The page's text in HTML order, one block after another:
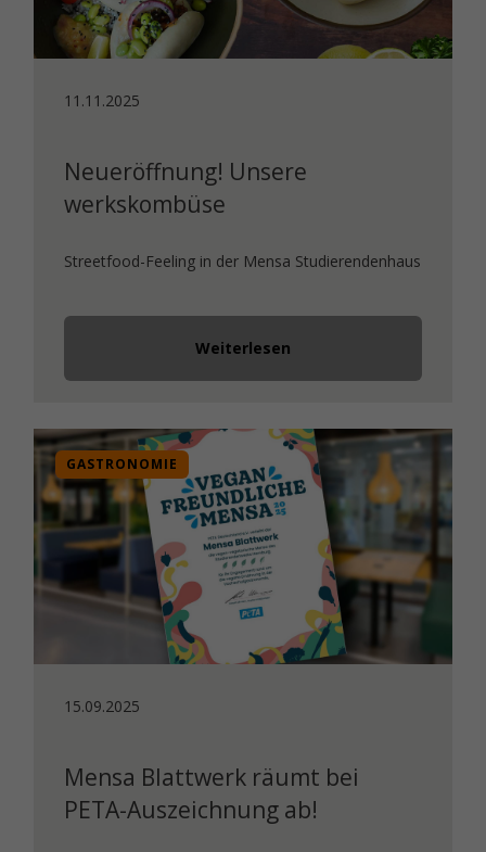
11.11.2025
Neueröffnung! Unsere
werkskombüse
Streetfood-Feeling in der Mensa Studierendenhaus
Weiterlesen
GASTRONOMIE
15.09.2025
Mensa Blattwerk räumt bei
PETA-Auszeichnung ab!